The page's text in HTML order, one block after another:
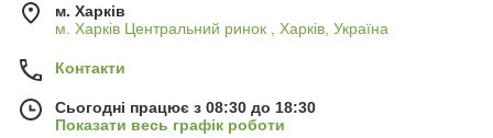
м. Харків
м. Харків Центральний ринок , Харків, Україна
Контакти
Сьогодні працює з 08:30 до 18:30
Показати весь графік роботи